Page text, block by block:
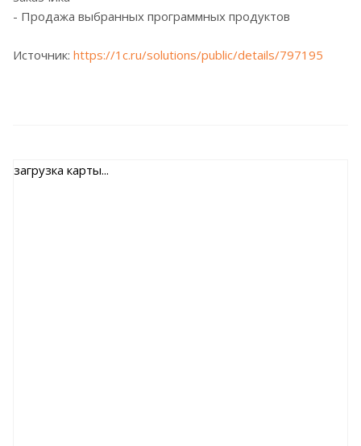
- Продажа выбранных программных продуктов
Источник: https://1c.ru/solutions/public/details/797195
загрузка карты...